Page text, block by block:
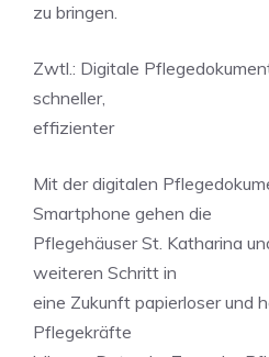
zu bringen.
Zwtl.: Digitale
schneller,
effizienter
Mit der digitalen
Smartphone gehen die
Pflegehäuser St. Katharina
weiteren Schritt in
eine Zukunft papierloser und
Pflegekräfte